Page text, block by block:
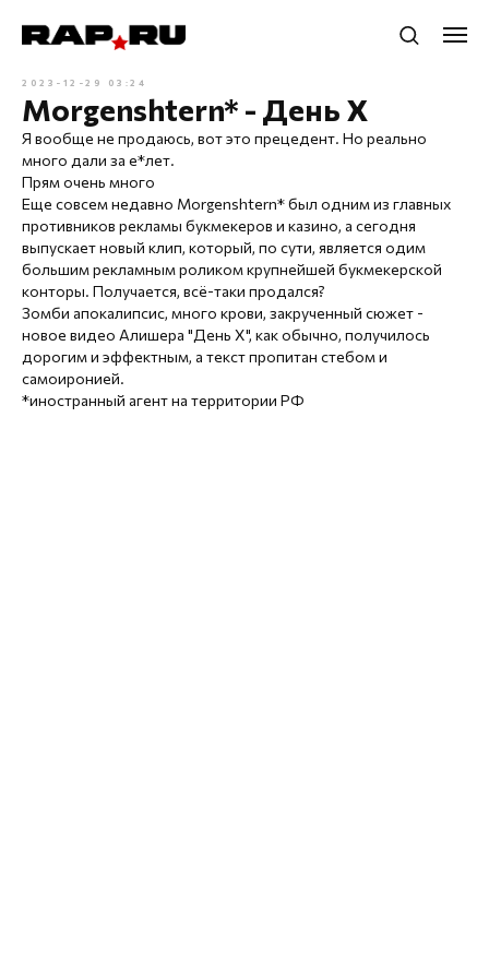
2023-12-29 03:24
Morgenshtern* - День Х
Я вообще не продаюсь, вот это прецедент. Но реально
много дали за е*лет.
Прям очень много
Еще совсем недавно Morgenshtern* был одним из главных
противников рекламы букмекеров и казино, а сегодня
выпускает новый клип, который, по сути, является одим
большим рекламным роликом крупнейшей букмекерской
конторы. Получается, всё-таки продался?
Зомби апокалипсис, много крови, закрученный сюжет -
новое видео Алишера "День Х", как обычно, получилось
дорогим и эффектным, а текст пропитан стебом и
самоиронией.
*иностранный агент на территории РФ